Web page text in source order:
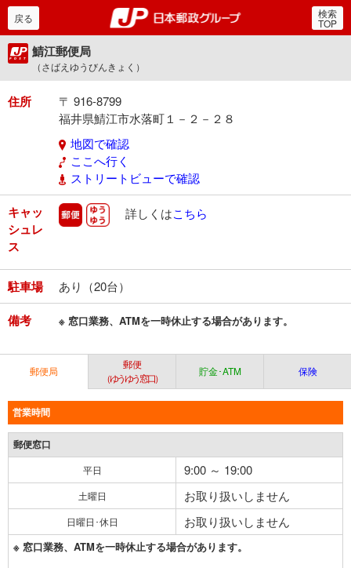
郵便局・日本郵政グルー
戻る 検索
TOP
鯖江郵便局
（さばえゆうびんきょく）
住所
〒 916-8799
福井県鯖江市水落町１－２－２８
地図で確認
ここへ行く
ストリートビューで確認
キャッ
シュレ
ス
郵便 ゆうゆう
詳しくはこちら
駐車場 あり（20台）
備考 ※ 窓口業務、ATMを一時休止する場合があります。
郵便局
郵便
（ゆうゆう窓口）
貯金･ATM 保険
営業時間
郵便窓口
平日 9:00 ～ 19:00
土曜日 お取り扱いしません
日曜日･休日 お取り扱いしません
※ 窓口業務、ATMを一時休止する場合があります。